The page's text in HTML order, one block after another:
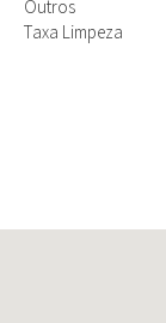
Outros
Taxa Limpeza